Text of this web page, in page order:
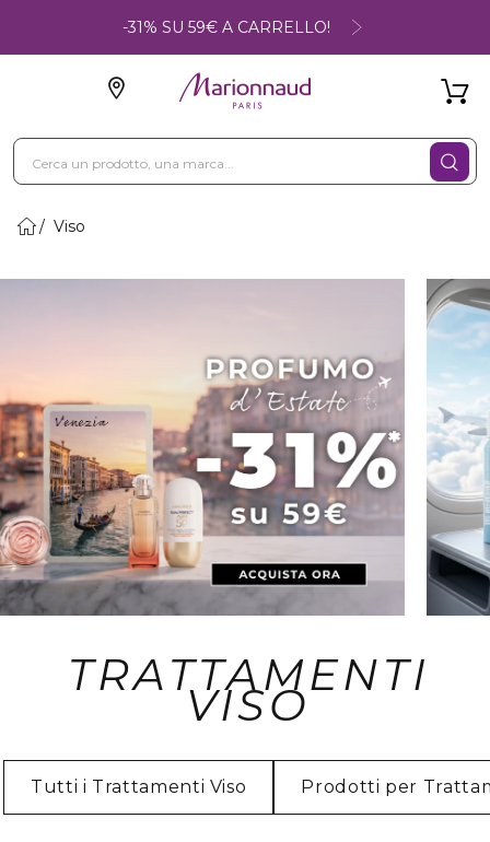
-31% SU 59€ A CARRELLO!
Viso
TRATTAMENTI
VISO
Tutti i Trattamenti Viso Prodotti per